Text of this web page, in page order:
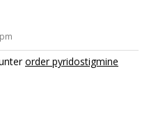
order pyridostigmine